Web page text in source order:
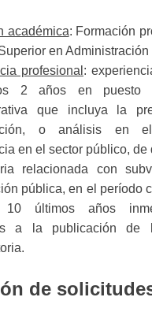
académica: Formación
en Administración
profesional :
2 años en puesto
que incluya la
o análisis en
en el sector público, de
relacionada con
pública, en el período
últimos años
a la publicación de
de